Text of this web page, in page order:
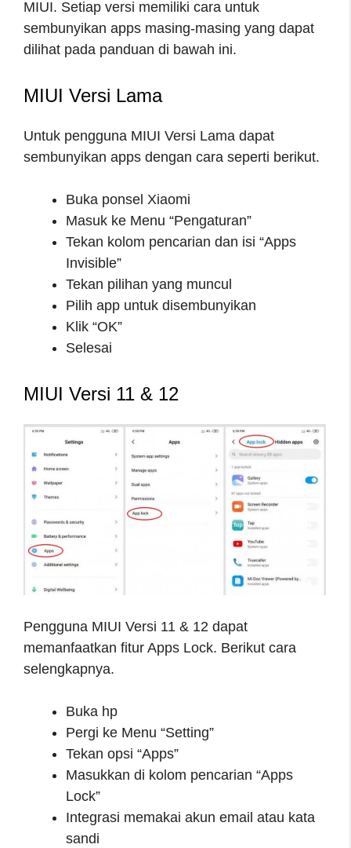
MIUI. Setiap versi memiliki cara untuk
sembunyikan apps masing-masing yang dapat
dilihat pada panduan di bawah ini.
MIUI Versi Lama
Untuk pengguna MIUI Versi Lama dapat
sembunyikan apps dengan cara seperti berikut.
Buka ponsel Xiaomi
Masuk ke Menu “Pengaturan”
Tekan kolom pencarian dan isi “Apps
Invisible”
Tekan pilihan yang muncul
Pilih app untuk disembunyikan
Klik “OK”
Selesai
MIUI Versi 11 & 12
Pengguna MIUI Versi 11 & 12 dapat
memanfaatkan fitur Apps Lock. Berikut cara
selengkapnya.
Buka hp
Pergi ke Menu “Setting”
Tekan opsi “Apps”
Masukkan di kolom pencarian “Apps
Lock”
Integrasi memakai akun email atau kata
sandi